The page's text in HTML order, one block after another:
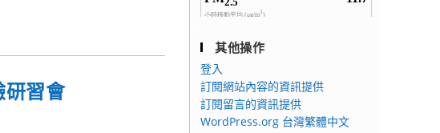
習會
其他操作
登入
訂閱網站內容的資訊提供
訂閱留言的資訊提供
WordPress.org 台灣繁體中文